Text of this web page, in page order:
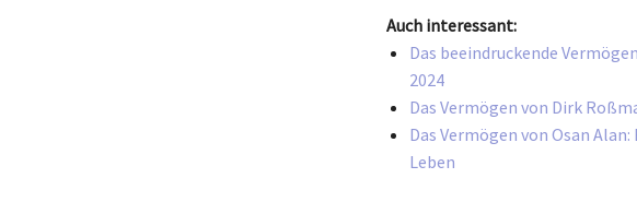
Auch interessant:
Das beeindruckende
2024
Das Vermögen von Dirk
Das Vermögen von Osan
Leben